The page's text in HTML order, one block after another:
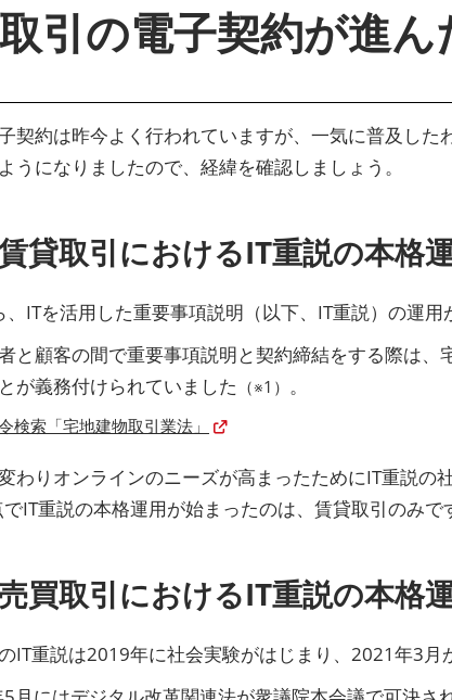
引の電子契約が進ん
契約は昨今よく行われていますが、一気に普及し
うになりましたので、経緯を確認しましょう。
貸取引におけるIT重説の本格
ITを活用した重要事項説明（以下、IT重説）の運用
と顧客の間で重要事項説明と契約締結をする際は
が義務付けられていました （※1） 。
検索「宅地建物取引業法」
わりオンラインのニーズが高まったためにIT重説
IT重説の本格運用が始まったのは、賃貸取引のみで
買取引におけるIT重説の本格
IT重説は2019年に社会実験がはじまり、2021年3月